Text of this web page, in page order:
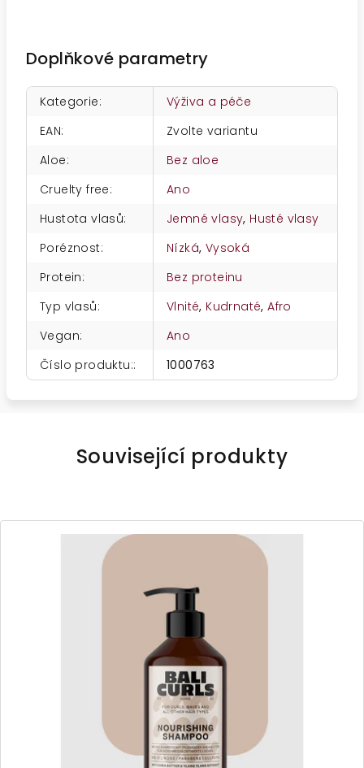
Doplňkové parametry
Kategorie:
Výživa a péče
EAN:
Zvolte variantu
Aloe:
Bez aloe
Cruelty free:
Ano
Hustota vlasů: Jemné vlasy, Husté vlasy
Poréznost: Nízká, Vysoká
Protein:
Bez proteinu
Typ vlasů: Vlnité, Kudrnaté,Afro
Vegan:
Ano
Číslo produktu:: 1000763
Související produkty